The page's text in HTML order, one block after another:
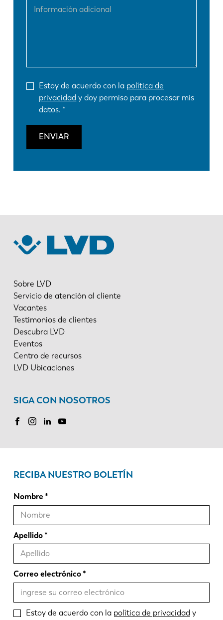
Estoy de acuerdo con la política de
privacidad y doy permiso para procesar mis
datos.
ENVIAR
Sobre LVD
Servicio de atención al cliente
Vacantes
Testimonios de clientes
Descubra LVD
Eventos
Centro de recursos
LVD Ubicaciones
SIGA CON NOSOTROS
RECIBA NUESTRO BOLETÍN
Nombre
Apellido
Correo electrónico
Estoy de acuerdo con la política de privacidady